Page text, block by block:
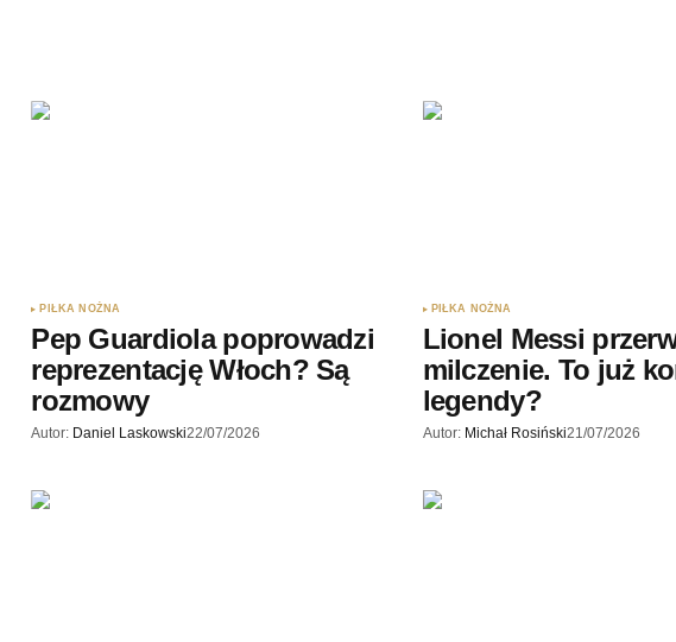
PIŁKA NOŻNA
Pep Guardiola poprowadzi
reprezentację Włoch? Są
rozmowy
Autor: Daniel Laskowski22/07/2026
PIŁKA NOŻNA
Lionel Messi
milczenie. To już
legendy?
Autor: Michał Rosiński21/07/2026